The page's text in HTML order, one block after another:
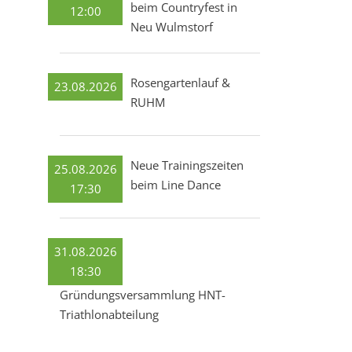
12:00
beim Countryfest in
Neu Wulmstorf
23.08.2026
Rosengartenlauf &
RUHM
25.08.2026
17:30
Neue Trainingszeiten
beim Line Dance
31.08.2026
18:30
Gründungsversammlung HNT-
Triathlonabteilung